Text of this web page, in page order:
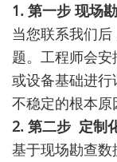
1. 第一步 现场
当您联系我们
题。工程师会
或设备基础进
不稳定的根本原
2. 第二步 定制
基于现场勘查